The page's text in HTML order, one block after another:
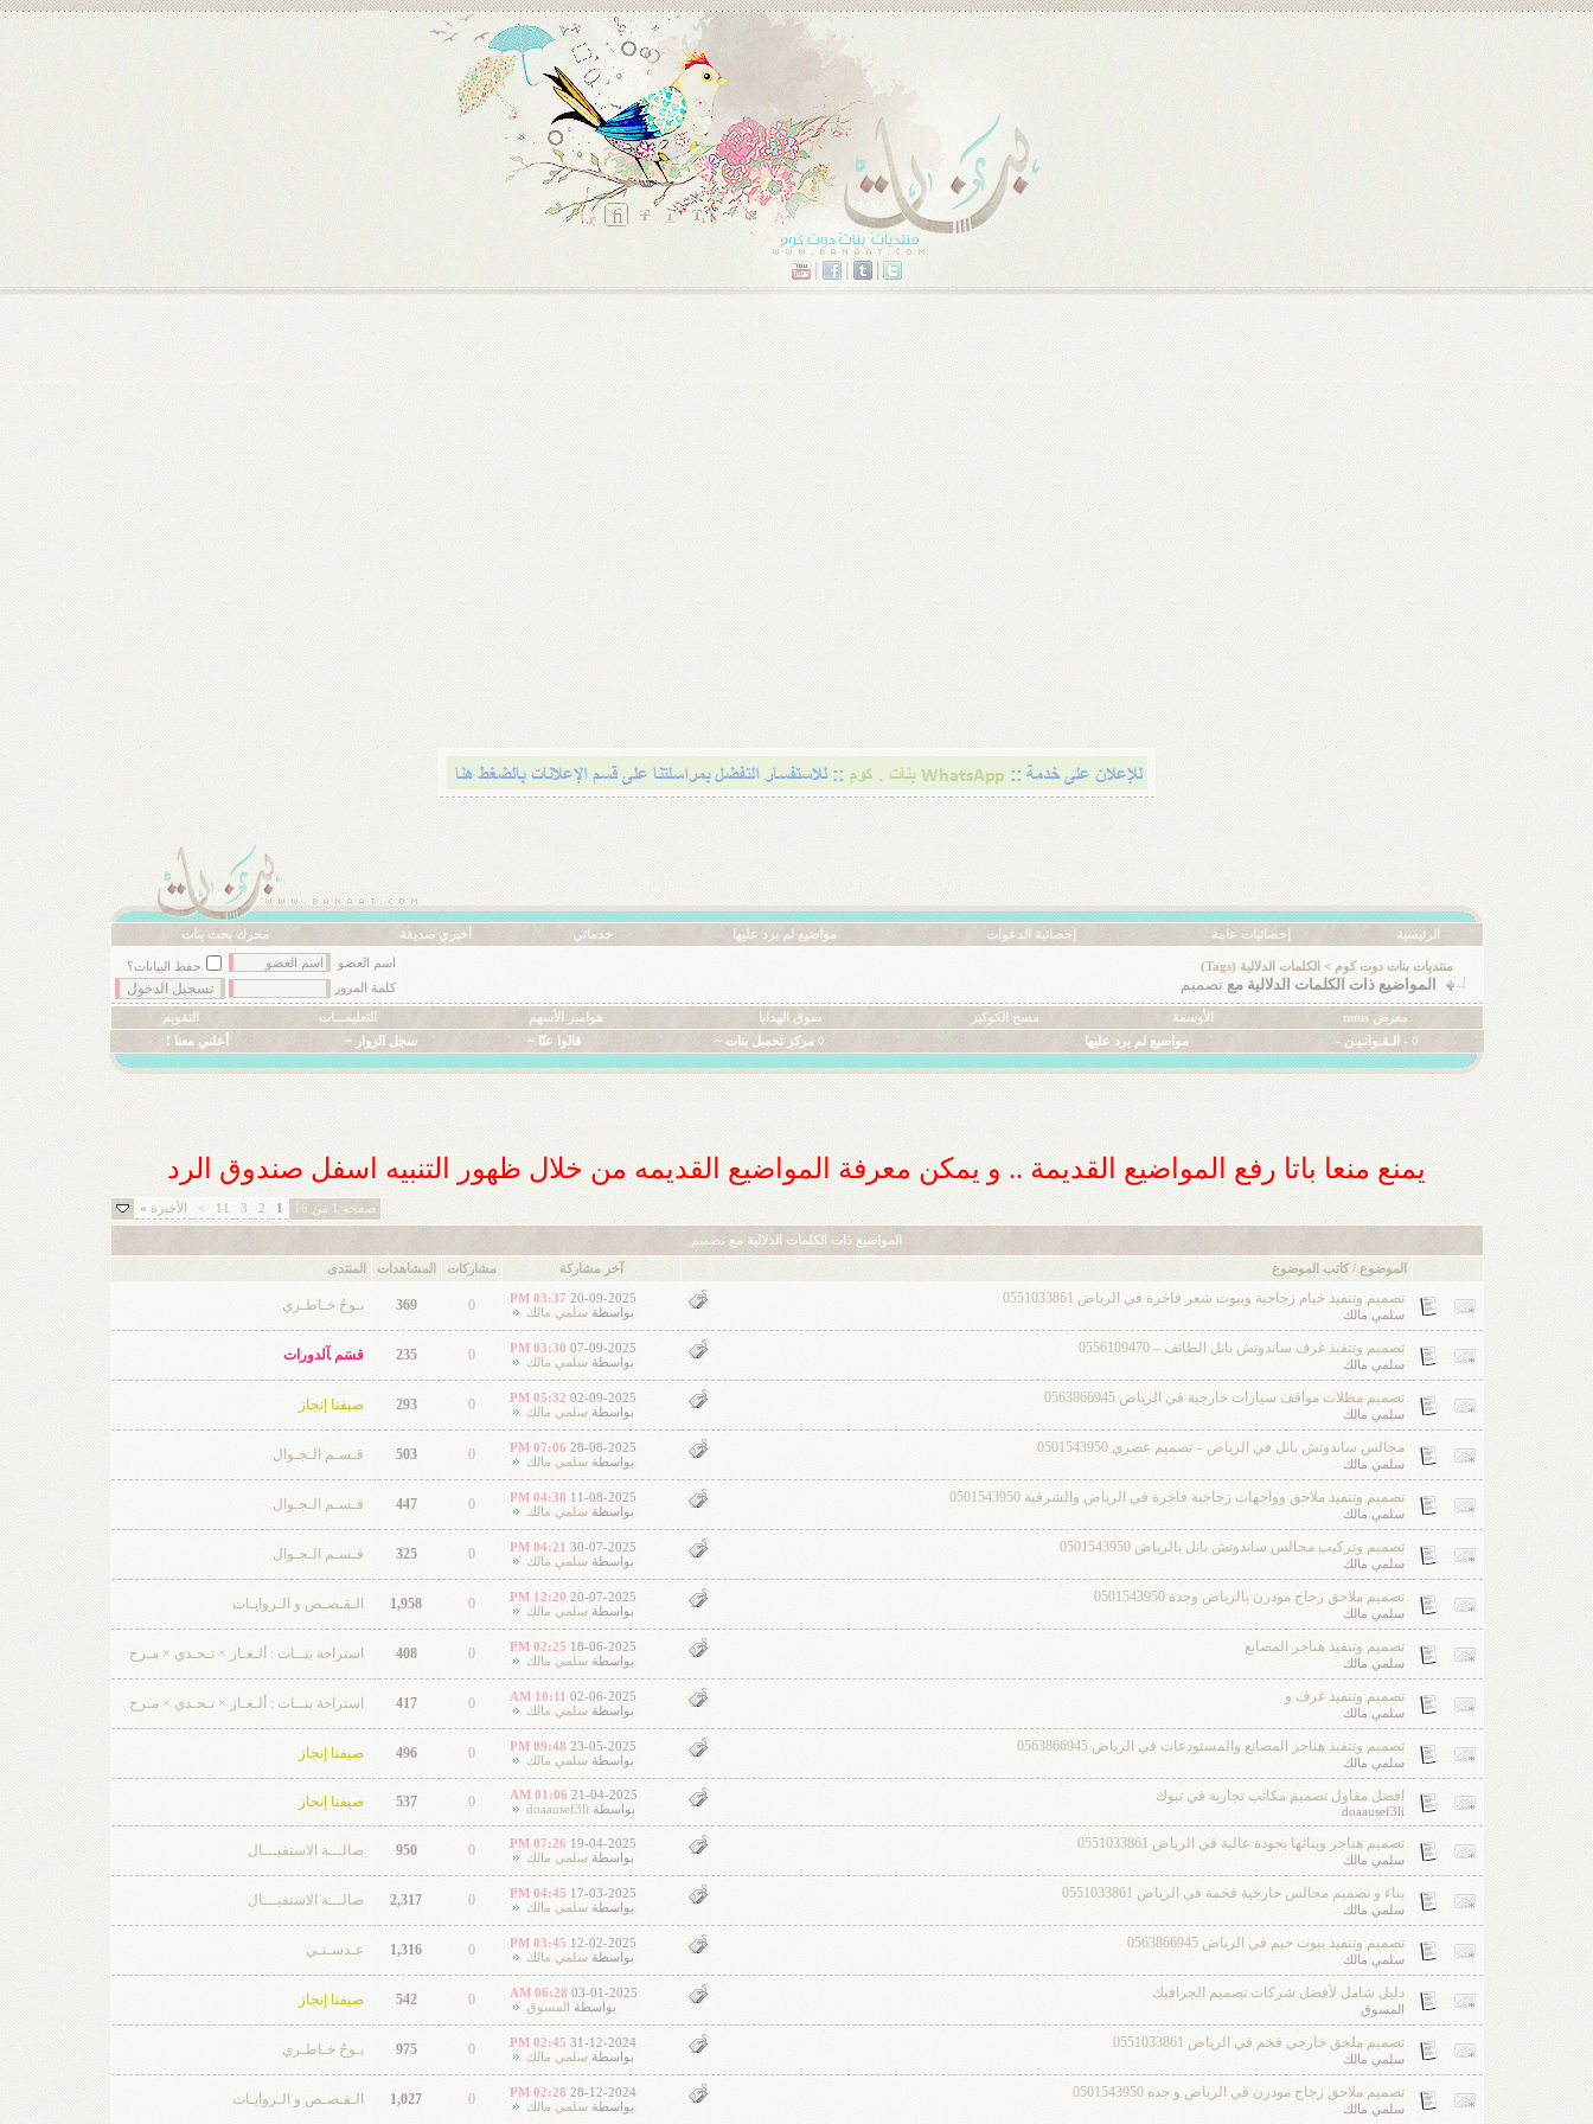
الرئيسية إحصائيات عامة إحصائية الدعوات مواضيع لم يرد عليها خدماتي أخبري صديقة محرك بحث بنات
منتديات بنات دوت كوم > الكلمات الدلالية (Tags)
المواضيع ذات الكلمات الدلالية مع تصميم
اسم العضو
حفظ البيانات؟
كلمة المرور
معرض mms الأوسمة مسح الكوكيز سوق الهدايا هوامير الأسهم التعليمـــات
التقويم
◊ - الـقـوانـيـن -
مواضيع لم يرد عليها ◊ مركز تحميل بنات ~ قالوا عنّا ~ سجل الزوار ~ أعلني معنا !
يمنع منعا باتا رفع المواضيع القديمة .. و يمكن معرفة المواضيع القديمه من خلال ظهور التنبيه اسفل صندوق الرد
صفحة 1 من 16 1
2
3
11
> الأخيرة »
المواضيع ذات الكلمات الدلالية مع تصميم
الموضوع / كاتب الموضوع آخر مشاركة مشاركات المشاهدات المنتدى
تصميم وتنفيذ خيام زجاجية وبيوت شعر فاخرة في الرياض 0551033861
سلمي مالك
20-09-2025
03:37 PM
بواسطةسلمي مالك 0
369 بـوحُ خـاطـري
تصميم وتنفيذ غرف ساندوتش بانل الطائف – 0556109470
سلمي مالك
07-09-2025
03:30 PM
بواسطةسلمي مالك 0
235 قسَم ﺂلدورات
تصميم مظلات مواقف سيارات خارجية في الرياض 0563866945
سلمي مالك
02-09-2025
05:32 PM
بواسطةسلمي مالك 0
293 صيفنا إنجاز
مجالس ساندوتش بانل في الرياض – تصميم عصري 0501543950
سلمي مالك
28-08-2025
07:06 PM
بواسطةسلمي مالك 0
503 قـسـم الـجـوال
تصميم وتنفيذ ملاحق وواجهات زجاجية فاخرة في الرياض والشرقية 0501543950
سلمي مالك
11-08-2025
04:38 PM
بواسطةسلمي مالك 0
447 قـسـم الـجـوال
تصميم وتركيب مجالس ساندوتش بانل بالرياض 0501543950
سلمي مالك
30-07-2025
04:21 PM
بواسطةسلمي مالك 0
325 قـسـم الـجـوال
تصميم ملاحق زجاج مودرن بالرياض وجدة 0501543950
سلمي مالك
20-07-2025
12:20 PM
بواسطةسلمي مالك 0
1,958 الـقـصـص و الـروايـات
تصميم وتنفيذ هناجر المصانع
سلمي مالك
18-06-2025
02:25 PM
بواسطةسلمي مالك 0
408 استراحة بنــات : ألـغـاز × تـحـدي × مـرح
تصميم وتنفيذ غرف و
سلمي مالك
02-06-2025
10:11 AM
بواسطةسلمي مالك 0
417 استراحة بنــات : ألـغـاز × تـحـدي × مـرح
تصميم وتنفيذ هناجر المصانع والمستودعات في الرياض 0563866945
سلمي مالك
23-05-2025
09:48 PM
بواسطةسلمي مالك 0
496 صيفنا إنجاز
افضل مقاول تصميم مكاتب تجارية في تبوك
doaausef3li
21-04-2025
01:06 AM
بواسطةdoaausef3li
0
537 صيفنا إنجاز
تصميم هناجر وبنائها بجودة عالية في الرياض 0551033861
سلمي مالك
19-04-2025
07:26 PM
بواسطةسلمي مالك 0
950 صالـــة الاستقبـــال
بناء و تصميم مجالس خارجية فخمة في الرياض 0551033861
سلمي مالك
17-03-2025
04:45 PM
بواسطةسلمي مالك 0
2,317 صالـــة الاستقبـــال
تصميم وتنفيذ بيوت خيم في الرياض 0563866945
سلمي مالك
12-02-2025
03:45 PM
بواسطةسلمي مالك 0
1,316 عـدسـتـي
دليل شامل لأفضل شركات تصميم الجرافيك
المسوق
03-01-2025
06:28 AM
بواسطة
المسوق 0
542 صيفنا إنجاز
تصميم ملحق خارجي فخم في الرياض 0551033861
سلمي مالك
31-12-2024
02:45 PM
بواسطةسلمي مالك 0
975 بـوحُ خـاطـري
تصميم ملاحق زجاج مودرن في الرياض و جده 0501543950
سلمي مالك
28-12-2024
02:28 PM
بواسطةسلمي مالك 0
1,027 الـقـصـص و الـروايـات